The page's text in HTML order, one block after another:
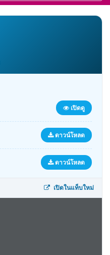
เปิดดู
ดาวน์โหลด
ดาวน์โหลด
เปิดในแท็บใหม่